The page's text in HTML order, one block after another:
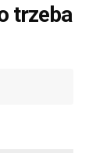
trzeba